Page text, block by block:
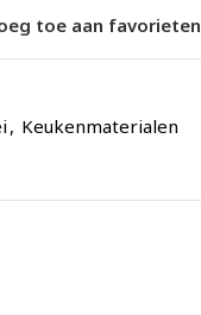
toe aan favorieten
, Keukenmaterialen